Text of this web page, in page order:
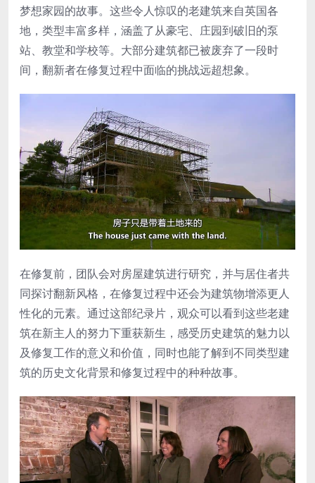
梦想家园的故事。这些令人惊叹的老建筑来自英国各
地，类型丰富多样，涵盖了从豪宅、庄园到破旧的泵
站、教堂和学校等。大部分建筑都已被废弃了一段时
间，翻新者在修复过程中面临的挑战远超想象。
在修复前，团队会对房屋建筑进行研究，并与居住者共
同探讨翻新风格，在修复过程中还会为建筑物增添更人
性化的元素。通过这部纪录片，观众可以看到这些老建
筑在新主人的努力下重获新生，感受历史建筑的魅力以
及修复工作的意义和价值，同时也能了解到不同类型建
筑的历史文化背景和修复过程中的种种故事。